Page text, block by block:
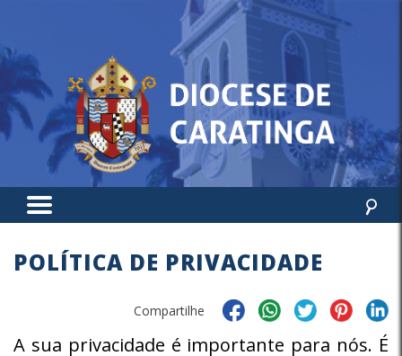
POLÍTICA DE PRIVACIDADE
Compartilhe
A sua privacidade é importante para nós. É